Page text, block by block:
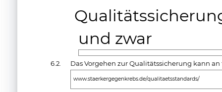
und zwar
6.2. Das Vorgehen zur Qualitätssicherung kann
www.staerkergegenkrebs.de/qualitaetsstandards/